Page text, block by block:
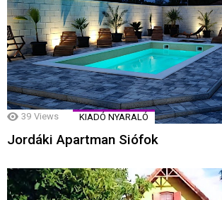
39 Views KIADÓ NYARALÓ
Jordáki Apartman Siófok